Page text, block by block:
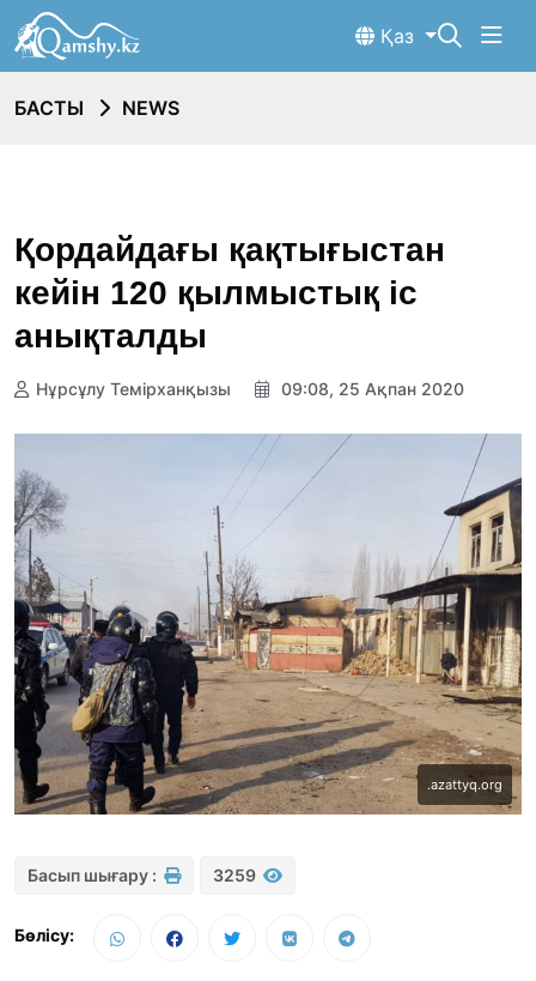
Қаз
БАСТЫ NEWS
Қордайдағы қақтығыстан
кейін 120 қылмыстық іс
анықталды
Нұрсұлу Темірханқызы 09:08, 25 Ақпан 2020
.azattyq.org
Басып шығару : 3259
Бөлісу: